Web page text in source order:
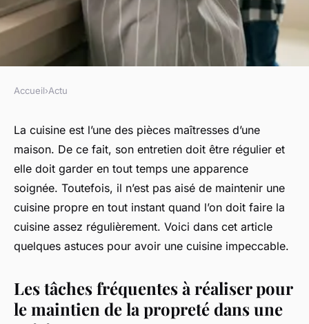
Quelles sont les astuces pour
maintenir sa cuisine propre ?
frédérique •25 décembre 2023•2 min de lecture
Accueil›Actu
La cuisine est l’une des pièces maîtresses d’une
maison. De ce fait, son entretien doit être régulier et
elle doit garder en tout temps une apparence
soignée. Toutefois, il n’est pas aisé de maintenir une
cuisine propre en tout instant quand l’on doit faire la
cuisine assez régulièrement. Voici dans cet article
quelques astuces pour avoir une cuisine impeccable.
Les tâches fréquentes à réaliser pour
le maintien de la propreté dans une